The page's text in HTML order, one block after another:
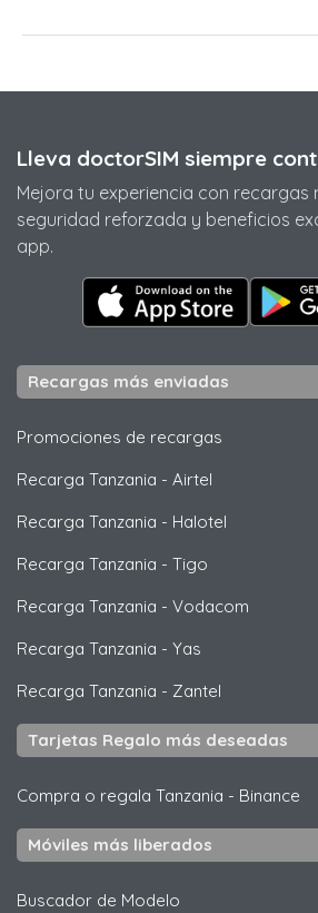
Lleva doctorSIM siempre
Mejora tu experiencia con recargas
seguridad reforzada y beneficios
app.
Recargas más enviadas
Promociones de recargas
Recarga Tanzania - Airtel
Recarga Tanzania - Halotel
Recarga Tanzania - Tigo
Recarga Tanzania - Vodacom
Recarga Tanzania - Yas
Recarga Tanzania - Zantel
Tarjetas Regalo más deseadas
Compra o regala Tanzania - Binance
Móviles más liberados
Buscador de Modelo